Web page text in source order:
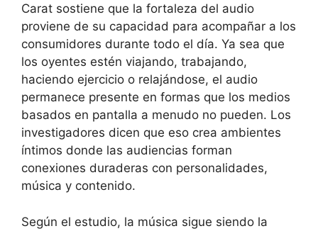
Carat sostiene que la fortaleza del audio
proviene de su capacidad para acompañar a los
consumidores durante todo el día. Ya sea que
los oyentes estén viajando, trabajando,
haciendo ejercicio o relajándose, el audio
permanece presente en formas que los medios
basados ​​en pantalla a menudo no pueden. Los
investigadores dicen que eso crea ambientes
íntimos donde las audiencias forman
conexiones duraderas con personalidades,
música y contenido.
Según el estudio, la música sigue siendo la